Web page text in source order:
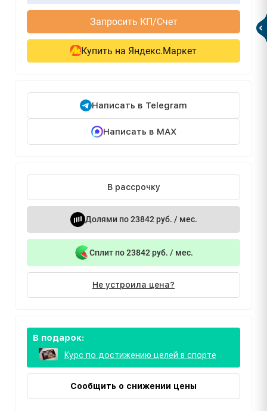
Запросить КП/Счет
Купить на Яндекс.Маркет
Написать в Telegram
Написать в MAX
В рассрочку
Долями по 23842 руб. / мес.
Сплит по 23842 руб. / мес.
Не устроила цена?
В подарок:
Курс по достижению целей в спорте
Сообщить о снижении цены